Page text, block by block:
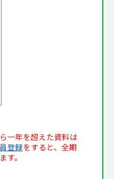
一年を超えた資料は
登録をすると、全期
す。